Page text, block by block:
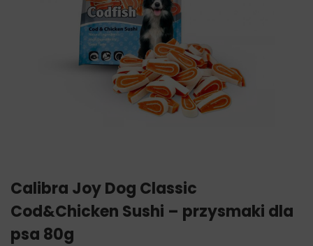
Calibra Joy Dog Classic
Cod&Chicken Sushi – przysmaki dla
psa 80g